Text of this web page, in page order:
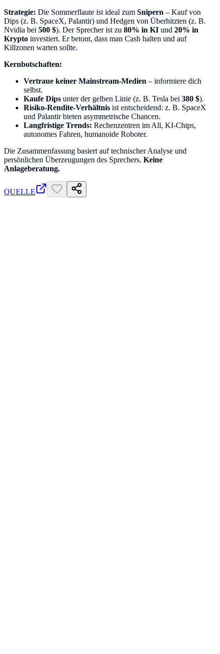
Strategie: Die Sommerflaute ist ideal zum Snipern – Kauf von
Dips (z. B. SpaceX, Palantir) und Hedgen von Überhitzten (z. B.
Nvidia bei 500 $). Der Sprecher ist zu 80% in KI und 20% in
Krypto investiert. Er betont, dass man Cash halten und auf
Killzonen warten sollte.
Kernbotschaften:
Vertraue keiner Mainstream-Medien – informiere dich
selbst.
Kaufe Dips unter der gelben Linie (z. B. Tesla bei 380 $).
Risiko-Rendite-Verhältnis ist entscheidend: z. B. SpaceX
und Palantir bieten asymmetrische Chancen.
Langfristige Trends: Rechenzentren im All, KI-Chips,
autonomes Fahren, humanoide Roboter.
Die Zusammenfassung basiert auf technischer Analyse und
persönlichen Überzeugungen des Sprechers. Keine
Anlageberatung.
QUELLE